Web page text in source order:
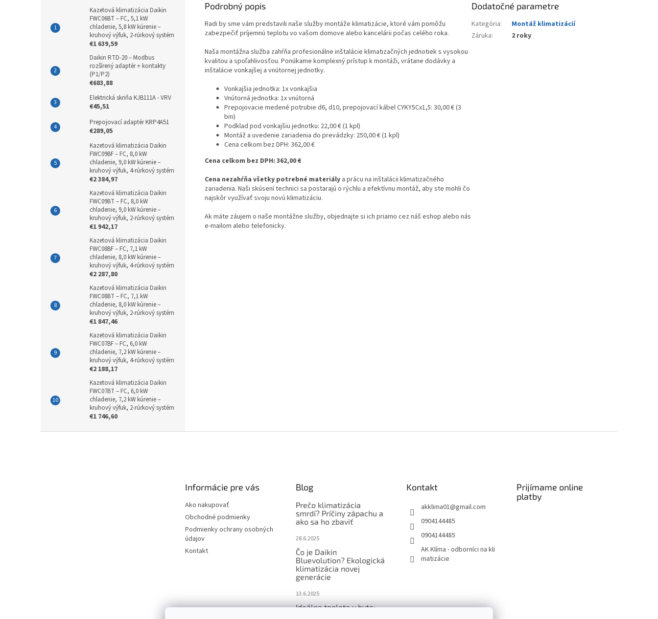
Kazetová klimatizácia Daikin
FWC06BT – FC, 5,1 kW
chladenie, 5,8 kW kúrenie –
kruhový výfuk, 2-rúrkový systém
€1 639,59
Daikin RTD-20 – Modbus
rozšírený adaptér + kontakty
(P1/P2)
€683,88
Elektrická skriňa KJB111A - VRV
€45,51
Prepojovací adaptér KRP4A51
€289,05
Kazetová klimatizácia Daikin
FWC09BF – FC, 8,0 kW
chladenie, 9,0 kW kúrenie –
kruhový výfuk, 4-rúrkový systém
€2 384,97
Kazetová klimatizácia Daikin
FWC09BT – FC, 8,0 kW
chladenie, 9,0 kW kúrenie –
kruhový výfuk, 2-rúrkový systém
€1 942,17
Kazetová klimatizácia Daikin
FWC08BF – FC, 7,1 kW
chladenie, 8,0 kW kúrenie –
kruhový výfuk, 4-rúrkový systém
€2 287,80
Kazetová klimatizácia Daikin
FWC08BT – FC, 7,1 kW
chladenie, 8,0 kW kúrenie –
kruhový výfuk, 2-rúrkový systém
€1 847,46
Kazetová klimatizácia Daikin
FWC07BF – FC, 6,0 kW
chladenie, 7,2 kW kúrenie –
kruhový výfuk, 4-rúrkový systém
€2 188,17
Kazetová klimatizácia Daikin
FWC07BT – FC, 6,0 kW
chladenie, 7,2 kW kúrenie –
kruhový výfuk, 2-rúrkový systém
€1 746,60
Podrobný popis
Radi by sme vám predstavili naše služby montáže klimatizácie, ktoré vám pomôžu
zabezpečiť príjemnú teplotu vo vašom domove alebo kancelárii počas celého roka.
Naša montážna služba zahŕňa profesionálne inštalácie klimatizačných jednotiek s vysokou
kvalitou a spoľahlivosťou. Ponúkame komplexný prístup k montáži, vrátane dodávky a
inštalácie vonkajšej a vnútornej jednotky.
Vonkajšia jednotka: 1x vonkajšia
Vnútorná jednotka: 1x vnútorná
Prepojovacie medené potrubie d6, d10, prepojovací kábel CYKY5Cx1,5: 30,00 € (3
bm)
Podklad pod vonkajšiu jednotku: 22,00 € (1 kpl)
Montáž a uvedenie zariadenia do prevádzky: 250,00 € (1 kpl)
Cena celkom bez DPH: 362,00 €
Cena celkom bez DPH: 362,00 €
Cena nezahŕňa všetky potrebné materiály a prácu na inštalácii klimatizačného
zariadenia. Naši skúsení technici sa postarajú o rýchlu a efektívnu montáž, aby ste mohli čo
najskôr využívať svoju novú klimatizáciu.
Ak máte záujem o naše montážne služby, objednajte si ich priamo cez náš eshop alebo nás
e-mailom alebo telefonicky.
Dodatočné parametre
Kategória:
Montáž klimatizácií
Záruka: 2 roky
Informácie pre vás
Ako nakupovať
Obchodné podmienky
Podmienky ochrany osobných
údajov
Kontakt
Blog
Prečo klimatizácia
smrdí? Príčiny zápachu a
ako sa ho zbaviť
28.6.2025
Čo je Daikin
Bluevolution? Ekologická
klimatizácia novej
generácie
13.6.2025
Ideálna teplota v byte:
Kontakt
akklima01@gmail.com
0904144485
0904144485
AK Klíma - odborníci na kli
matizácie
Prijímame online
platby